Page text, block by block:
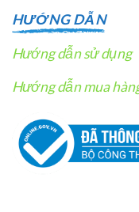
HƯỚNG DẪN
Hướng dẫn sử dụng
Hướng dẫn mua